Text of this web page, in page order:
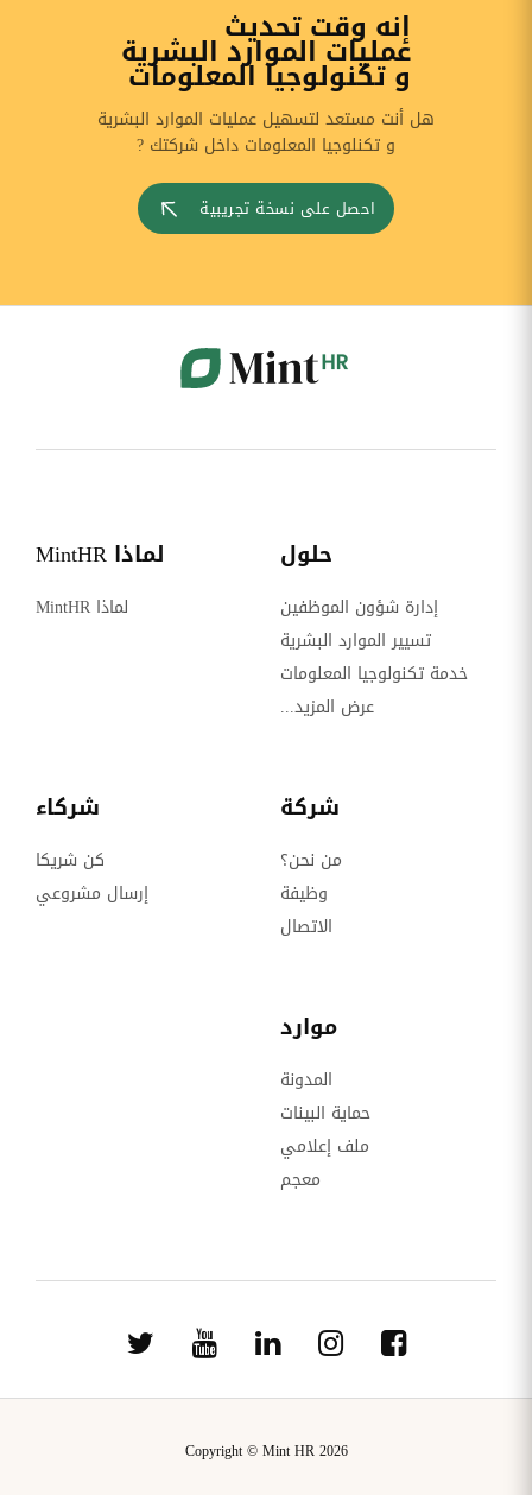
إنه وقت تحديث
عمليات الموارد البشرية
و تكنولوجيا المعلومات
هل أنت مستعد لتسهيل عمليات الموارد البشرية
و تكنلوجيا المعلومات داخل شركتك ?
احصل على نسخة تجريبية
حلول
إدارة شؤون الموظفين
تسيير الموارد البشرية
خدمة تكنولوجيا المعلومات
عرض المزيد...
لماذا MintHR
لماذا MintHR
شركة
من نحن؟
وظيفة
الاتصال
شركاء
كن شريكا
إرسال مشروعي
موارد
المدونة
حماية البينات
ملف إعلامي
معجم
Copyright © Mint HR 2026